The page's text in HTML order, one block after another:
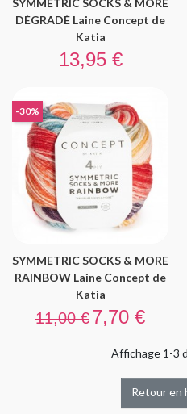
SYMMETRIC SOCKS & MORE
DÉGRADÉ Laine Concept de
Katia
Prix
13,95 €
SYMMETRIC SOCKS & MORE
RAINBOW Laine Concept de
Katia
Prix de base
11,00 € Prix
7,70 €
-30%
Affichage 1-3
Retour en